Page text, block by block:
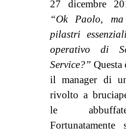
27 dicembre
“Ok Paolo,
pilastri
operativo di
Service?” Questa
il manager di
rivolto a
le